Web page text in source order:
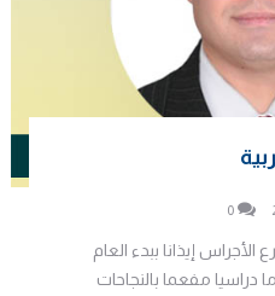
0
الأجراس إيذانا ببدء العام
دراسيا مفعما بالنجاحات